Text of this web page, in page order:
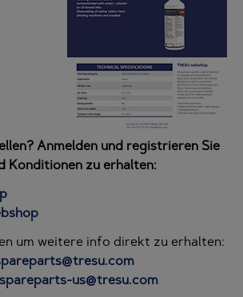
Anmelden und registrieren Sie
Konditionen zu erhalten:
um weitere info direkt zu erhalten:
spareparts-us@tresu.com